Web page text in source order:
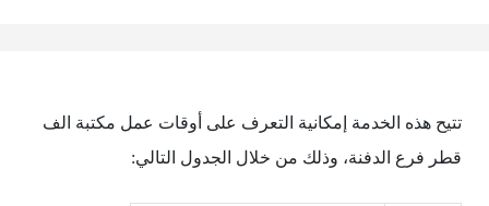
تتيح هذه الخدمة إمكانية التعرف على أوقات عمل مكتبة الف
قطر فرع الدفنة، وذلك من خلال الجدول التالي: